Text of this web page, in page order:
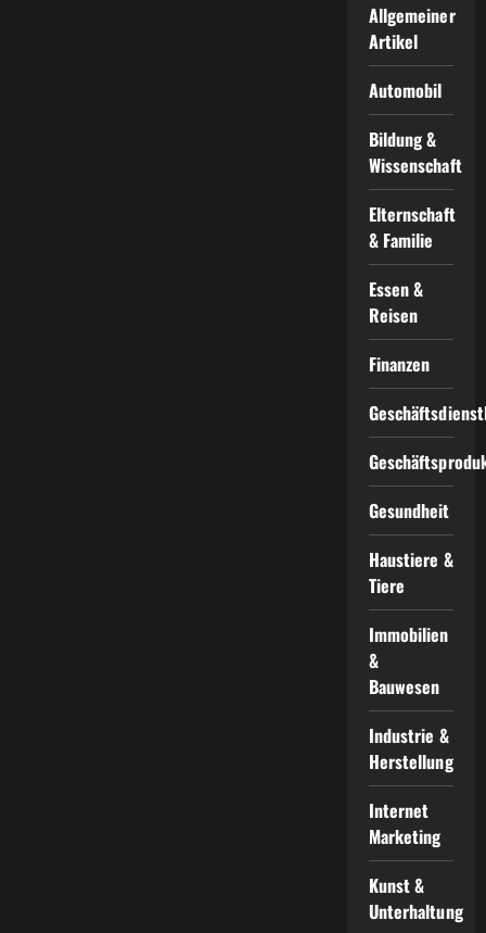
Allgemeiner
Artikel
Automobil
Bildung &
Wissenschaft
Elternschaft
& Familie
Essen &
Reisen
Finanzen
Gesundheit
Haustiere &
Tiere
Immobilien
&
Bauwesen
Industrie &
Herstellung
Internet
Marketing
Kunst &
Unterhaltung